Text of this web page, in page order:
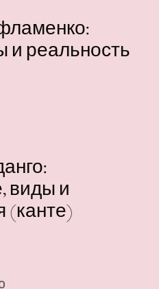
реальность
виды и
(канте)